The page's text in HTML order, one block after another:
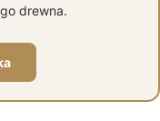
drewna.